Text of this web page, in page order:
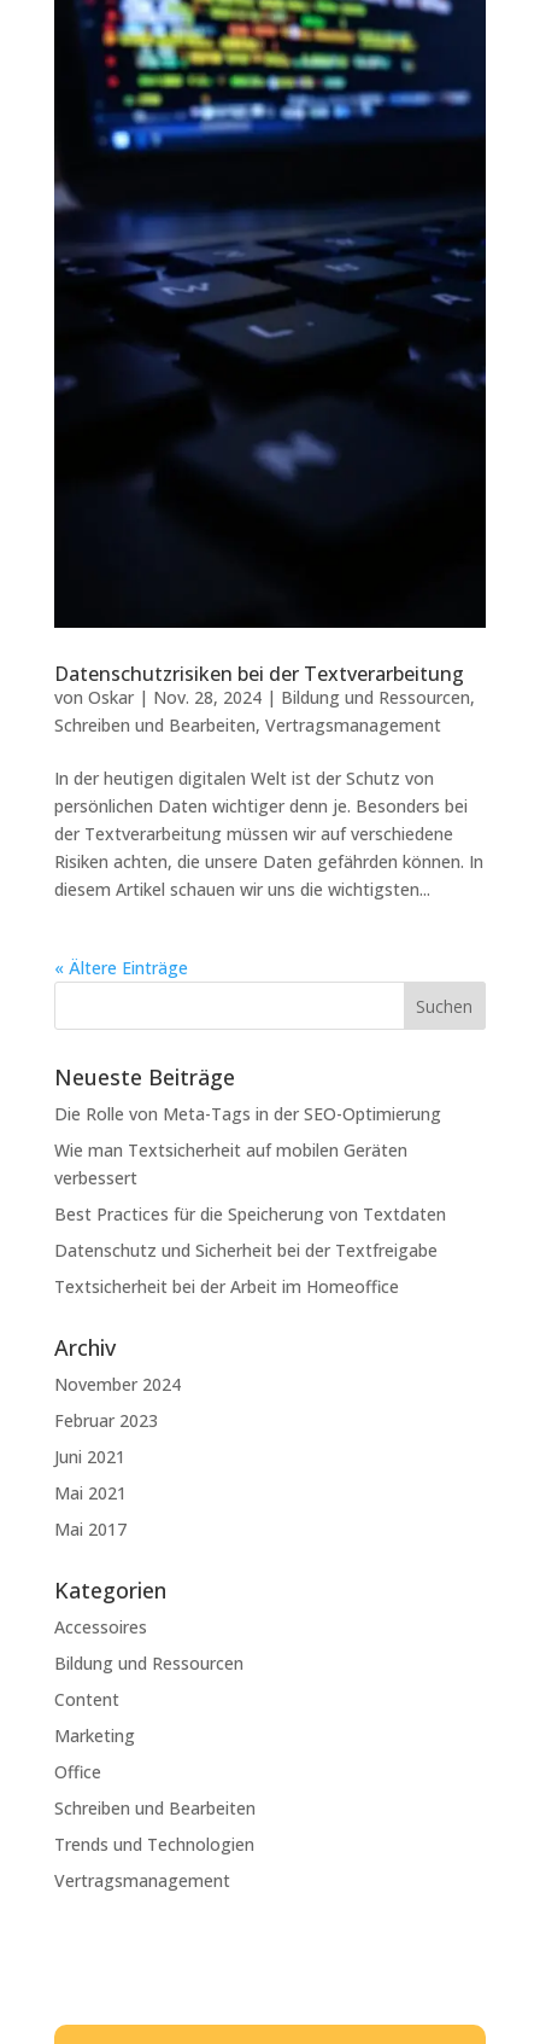
Datenschutzrisiken bei der Textverarbeitung
von Oskar| Nov. 28, 2024| Bildung und Ressourcen,
Schreiben und Bearbeiten, Vertragsmanagement
In der heutigen digitalen Welt ist der Schutz von
persönlichen Daten wichtiger denn je. Besonders bei
der Textverarbeitung müssen wir auf verschiedene
Risiken achten, die unsere Daten gefährden können. In
diesem Artikel schauen wir uns die wichtigsten...
« Ältere Einträge
Neueste Beiträge
Die Rolle von Meta-Tags in der SEO-Optimierung
Wie man Textsicherheit auf mobilen Geräten
verbessert
Best Practices für die Speicherung von Textdaten
Datenschutz und Sicherheit bei der Textfreigabe
Textsicherheit bei der Arbeit im Homeoffice
Archiv
November 2024
Februar 2023
Juni 2021
Mai 2021
Mai 2017
Kategorien
Accessoires
Bildung und Ressourcen
Content
Marketing
Office
Schreiben und Bearbeiten
Trends und Technologien
Vertragsmanagement